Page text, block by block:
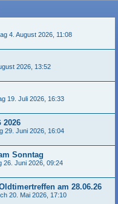
4. August 2026, 11:08
2026, 13:52
19. Juli 2026, 16:33
2026
29. Juni 2026, 16:04
Sonntag
26. Juni 2026, 09:24
am 28.06.26
20. Mai 2026, 17:10